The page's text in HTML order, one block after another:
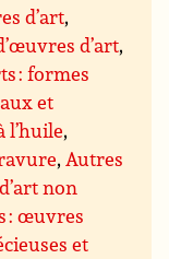
d’art,
d’art,
: formes
et
l’huile,
,Autres
non
: œuvres
et